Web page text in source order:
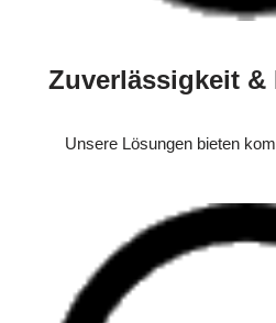
Zuverlässigkeit
Unsere Lösungen bieten